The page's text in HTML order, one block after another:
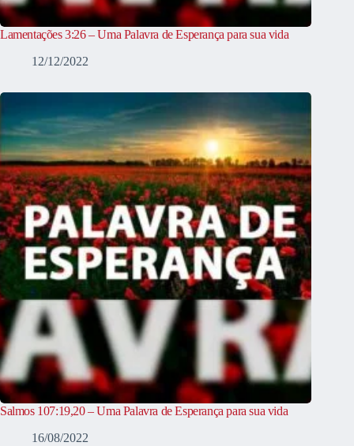
Lamentações 3:26 – Uma Palavra de Esperança para sua vida
12/12/2022
Salmos 107:19,20 – Uma Palavra de Esperança para sua vida
16/08/2022